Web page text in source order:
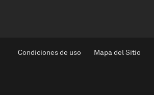
Condiciones de uso Mapa del Sitio